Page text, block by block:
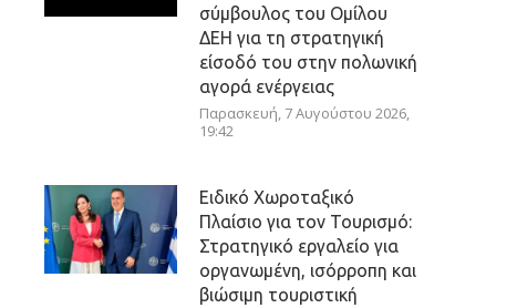
σύμβουλος του Ομίλου
ΔΕΗ για τη στρατηγική
είσοδό του στην πολωνική
αγορά ενέργειας
Παρασκευή, 7 Αυγούστου 2026,
19:42
Ειδικό Χωροταξικό
Πλαίσιο για τον Τουρισμό:
Στρατηγικό εργαλείο για
οργανωμένη, ισόρροπη και
βιώσιμη τουριστική